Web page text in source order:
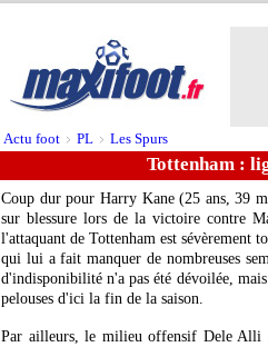
Actu foot > PL > Les Spurs
Tottenham :
Coup dur pour Harry Kane(25 ans, 39
sur blessure lors de la victoire contre
l'attaquant de Tottenham est sévèrement
qui lui a fait manquer de nombreuses
d'indisponibilité n'a pas été dévoilée,
pelouses d'ici la fin de la saison.
Par ailleurs, le milieu offensif Dele Alli